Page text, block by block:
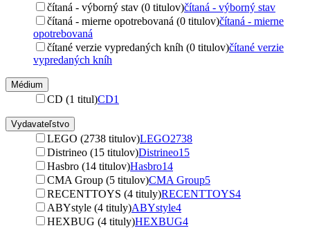
čítaná - výborný stav (0 titulov)čítaná - výborný stav
čítaná - mierne opotrebovaná (0 titulov)čítaná - mierne
opotrebovaná
čítané verzie vypredaných kníh (0 titulov)čítané verzie
vypredaných kníh
Médium
CD (1 titul)CD1
Vydavateľstvo
LEGO (2738 titulov)LEGO2738
Distrineo (15 titulov)Distrineo15
Hasbro (14 titulov)Hasbro14
CMA Group (5 titulov)CMA Group5
RECENTTOYS (4 tituly)RECENTTOYS4
ABYstyle (4 tituly)ABYstyle4
HEXBUG (4 tituly)HEXBUG4